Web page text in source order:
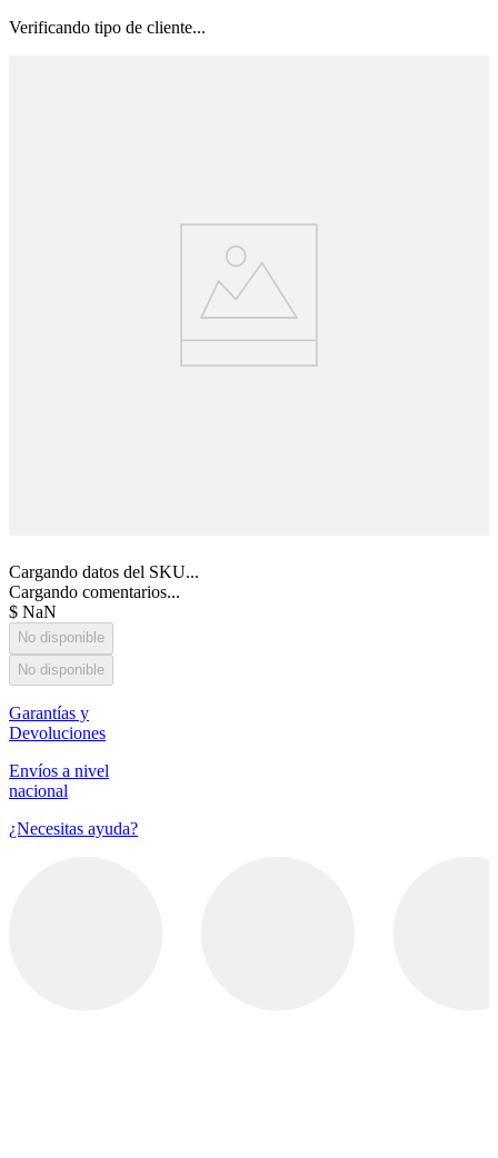
Verificando tipo de cliente...
Cargando datos del SKU...
Cargando comentarios...
$ NaN
No disponible
No disponible
Garantías y
Devoluciones
Envíos a nivel
nacional
¿Necesitas ayuda?